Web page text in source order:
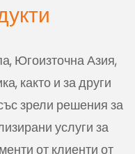
Югоизточна Азия,
както и за други
зрели решения за
услуги за
от клиенти от